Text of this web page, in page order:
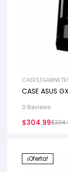
CASES/
CASE ASUS
0 Reviews
$
$304.99
¡Oferta!